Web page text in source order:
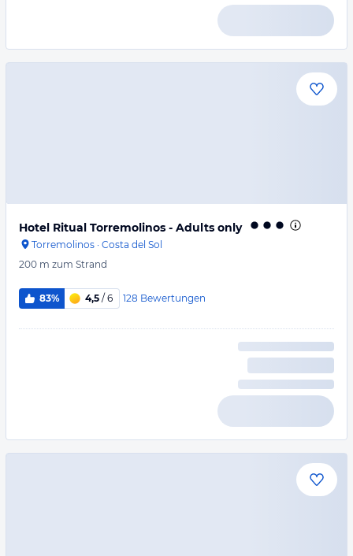
Hotel Ritual Torremolinos - Adults only
Torremolinos · Costa del Sol
200 m zum Strand
83% 4,5 / 6 128 Bewertungen